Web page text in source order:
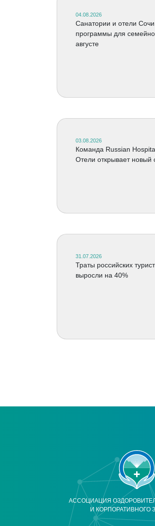
04.08.2026
Санатории и отели Сочи
программы для
августе
03.08.2026
Команда Russian
Отели открывает новый
31.07.2026
Траты российских
выросли на 40%
АССОЦИАЦИЯ
И КОРПОРАТИВНОГО